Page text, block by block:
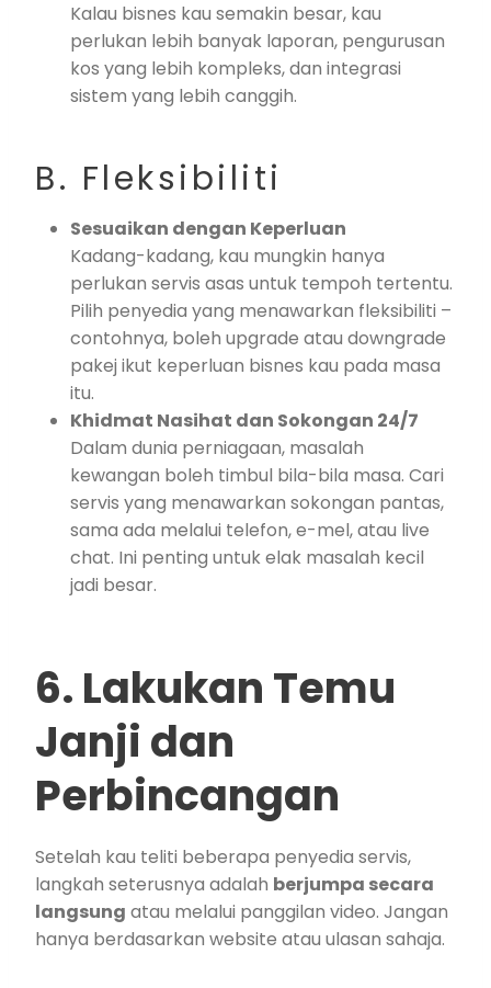
Kalau bisnes kau semakin besar, kau
perlukan lebih banyak laporan, pengurusan
kos yang lebih kompleks, dan integrasi
sistem yang lebih canggih.
B. Fleksibiliti
Sesuaikan dengan Keperluan
Kadang-kadang, kau mungkin hanya
perlukan servis asas untuk tempoh tertentu.
Pilih penyedia yang menawarkan fleksibiliti –
contohnya, boleh upgrade atau downgrade
pakej ikut keperluan bisnes kau pada masa
itu.
Khidmat Nasihat dan Sokongan 24/7
Dalam dunia perniagaan, masalah
kewangan boleh timbul bila-bila masa. Cari
servis yang menawarkan sokongan pantas,
sama ada melalui telefon, e-mel, atau live
chat. Ini penting untuk elak masalah kecil
jadi besar.
6. Lakukan Temu
Janji dan
Perbincangan
Setelah kau teliti beberapa penyedia servis,
langkah seterusnya adalah berjumpa secara
langsung atau melalui panggilan video. Jangan
hanya berdasarkan website atau ulasan sahaja.